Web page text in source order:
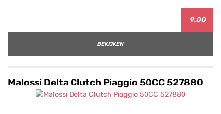
9.00
BEKIJKEN
Malossi Delta Clutch Piaggio 50CC 527880